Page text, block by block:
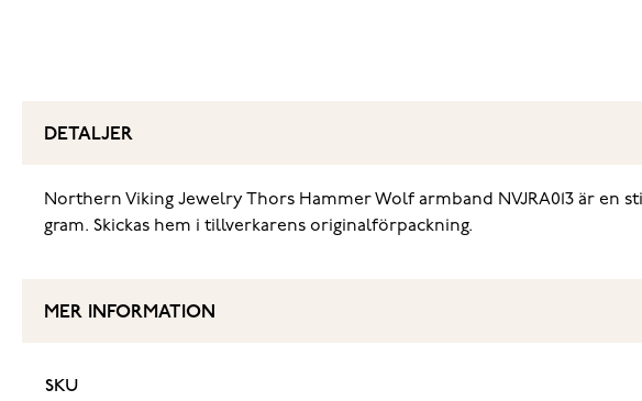
DETALJER
‌Northern Viking Jewelry Thors Hammer Wolf armband NVJRA013 är en
gram. Skickas hem i tillverkarens originalförpackning.
MER INFORMATION
SKU